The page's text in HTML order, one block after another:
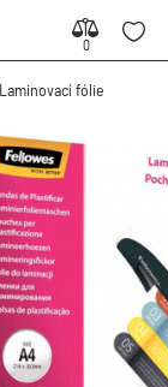
0
0
Laminovací fólie